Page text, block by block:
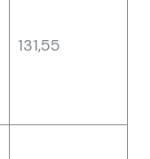
131,55